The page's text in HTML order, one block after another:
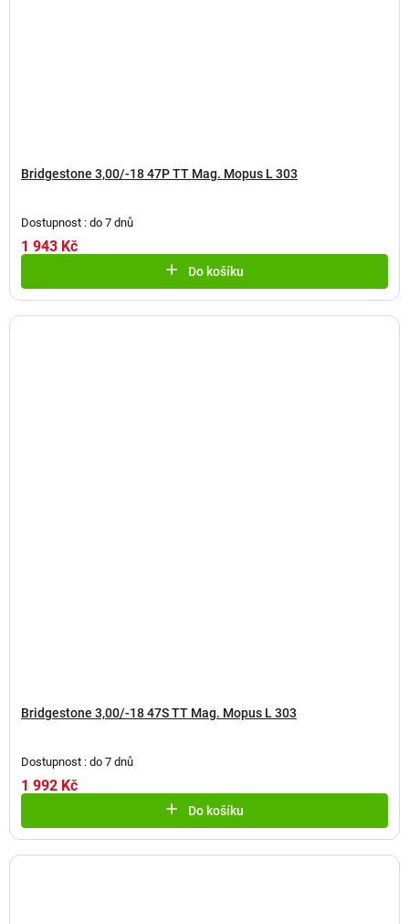
Bridgestone 3,00/-18 47P TT Mag. Mopus L 303
Dostupnost : do 7 dnů
1 943 Kč
Do košíku
Bridgestone 3,00/-18 47S TT Mag. Mopus L 303
Dostupnost : do 7 dnů
1 992 Kč
Do košíku